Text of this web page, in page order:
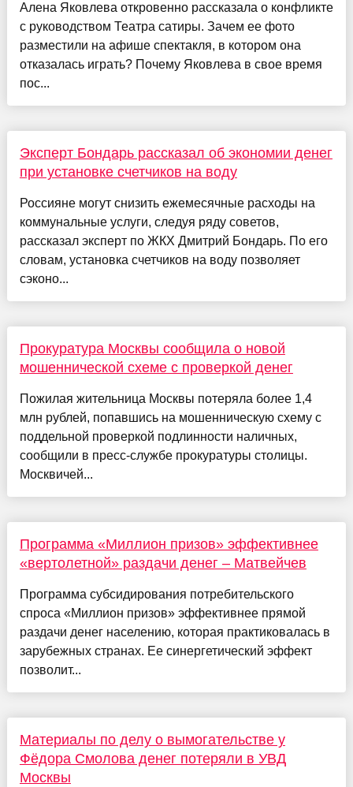
Алена Яковлева откровенно рассказала о конфликте
с руководством Театра сатиры. Зачем ее фото
разместили на афише спектакля, в котором она
отказалась играть? Почему Яковлева в свое время
пос...
Эксперт Бондарь рассказал об экономии денег
при установке счетчиков на воду
Россияне могут снизить ежемесячные расходы на
коммунальные услуги, следуя ряду советов,
рассказал эксперт по ЖКХ Дмитрий Бондарь. По его
словам, установка счетчиков на воду позволяет
сэконо...
Прокуратура Москвы сообщила о новой
мошеннической схеме с проверкой денег
Пожилая жительница Москвы потеряла более 1,4
млн рублей, попавшись на мошенническую схему с
поддельной проверкой подлинности наличных,
сообщили в пресс-службе прокуратуры столицы.
Москвичей...
Программа «Миллион призов» эффективнее
«вертолетной» раздачи денег – Матвейчев
Программа субсидирования потребительского
спроса «Миллион призов» эффективнее прямой
раздачи денег населению, которая практиковалась в
зарубежных странах. Ее синергетический эффект
позволит...
Материалы по делу о вымогательстве у
Фёдора Смолова денег потеряли в УВД
Москвы